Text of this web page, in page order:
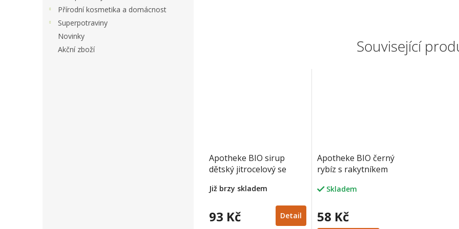
Přírodní kosmetika a domácnost
Superpotraviny
Novinky
Akční zboží
Související
Apotheke BIO sirup
dětský jitrocelový se
Již brzy skladem
93 Kč Detail
Apotheke BIO černý
rybíz s rakytníkem
Skladem
58 Kč